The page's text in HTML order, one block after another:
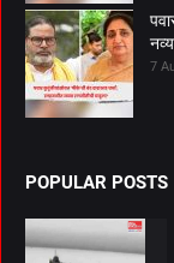
7
POPULAR POSTS